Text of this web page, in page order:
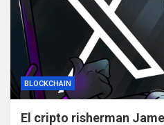
BLOCKCHAIN
El cripto risherman